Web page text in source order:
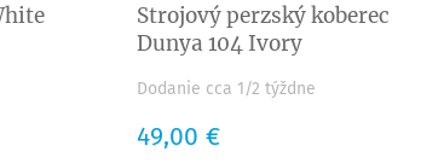
Strojový perzský koberec
Dunya 104 Ivory
Dodanie cca 1/2 týždne
Cena
49,00 €